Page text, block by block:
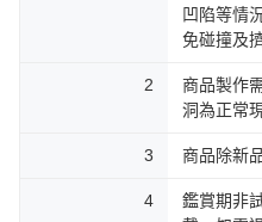
凹陷等情
免碰撞及
2
商品製作
洞為正常
3 商品除新
4
鑑賞期非